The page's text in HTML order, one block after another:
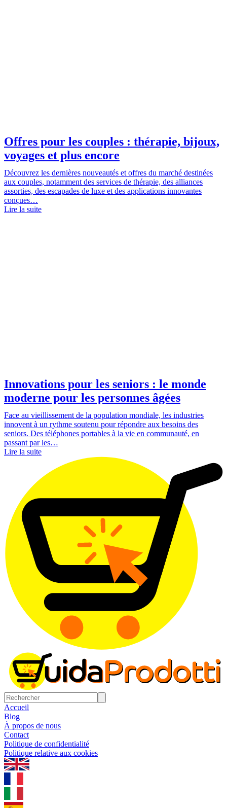
Offres pour les couples : thérapie, bijoux,
voyages et plus encore
Découvrez les dernières nouveautés et offres du marché destinées
aux couples, notamment des services de thérapie, des alliances
assorties, des escapades de luxe et des applications innovantes
conçues…
Lire la suite
Innovations pour les seniors : le monde
moderne pour les personnes âgées
Face au vieillissement de la population mondiale, les industries
innovent à un rythme soutenu pour répondre aux besoins des
seniors. Des téléphones portables à la vie en communauté, en
passant par les…
Lire la suite
Accueil
Blog
À propos de nous
Contact
Politique de confidentialité
Politique relative aux cookies